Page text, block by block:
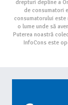
drepturi depline a
de consumatori
consumatorului este
o lume unde să
Puterea noastră
InfoCons este